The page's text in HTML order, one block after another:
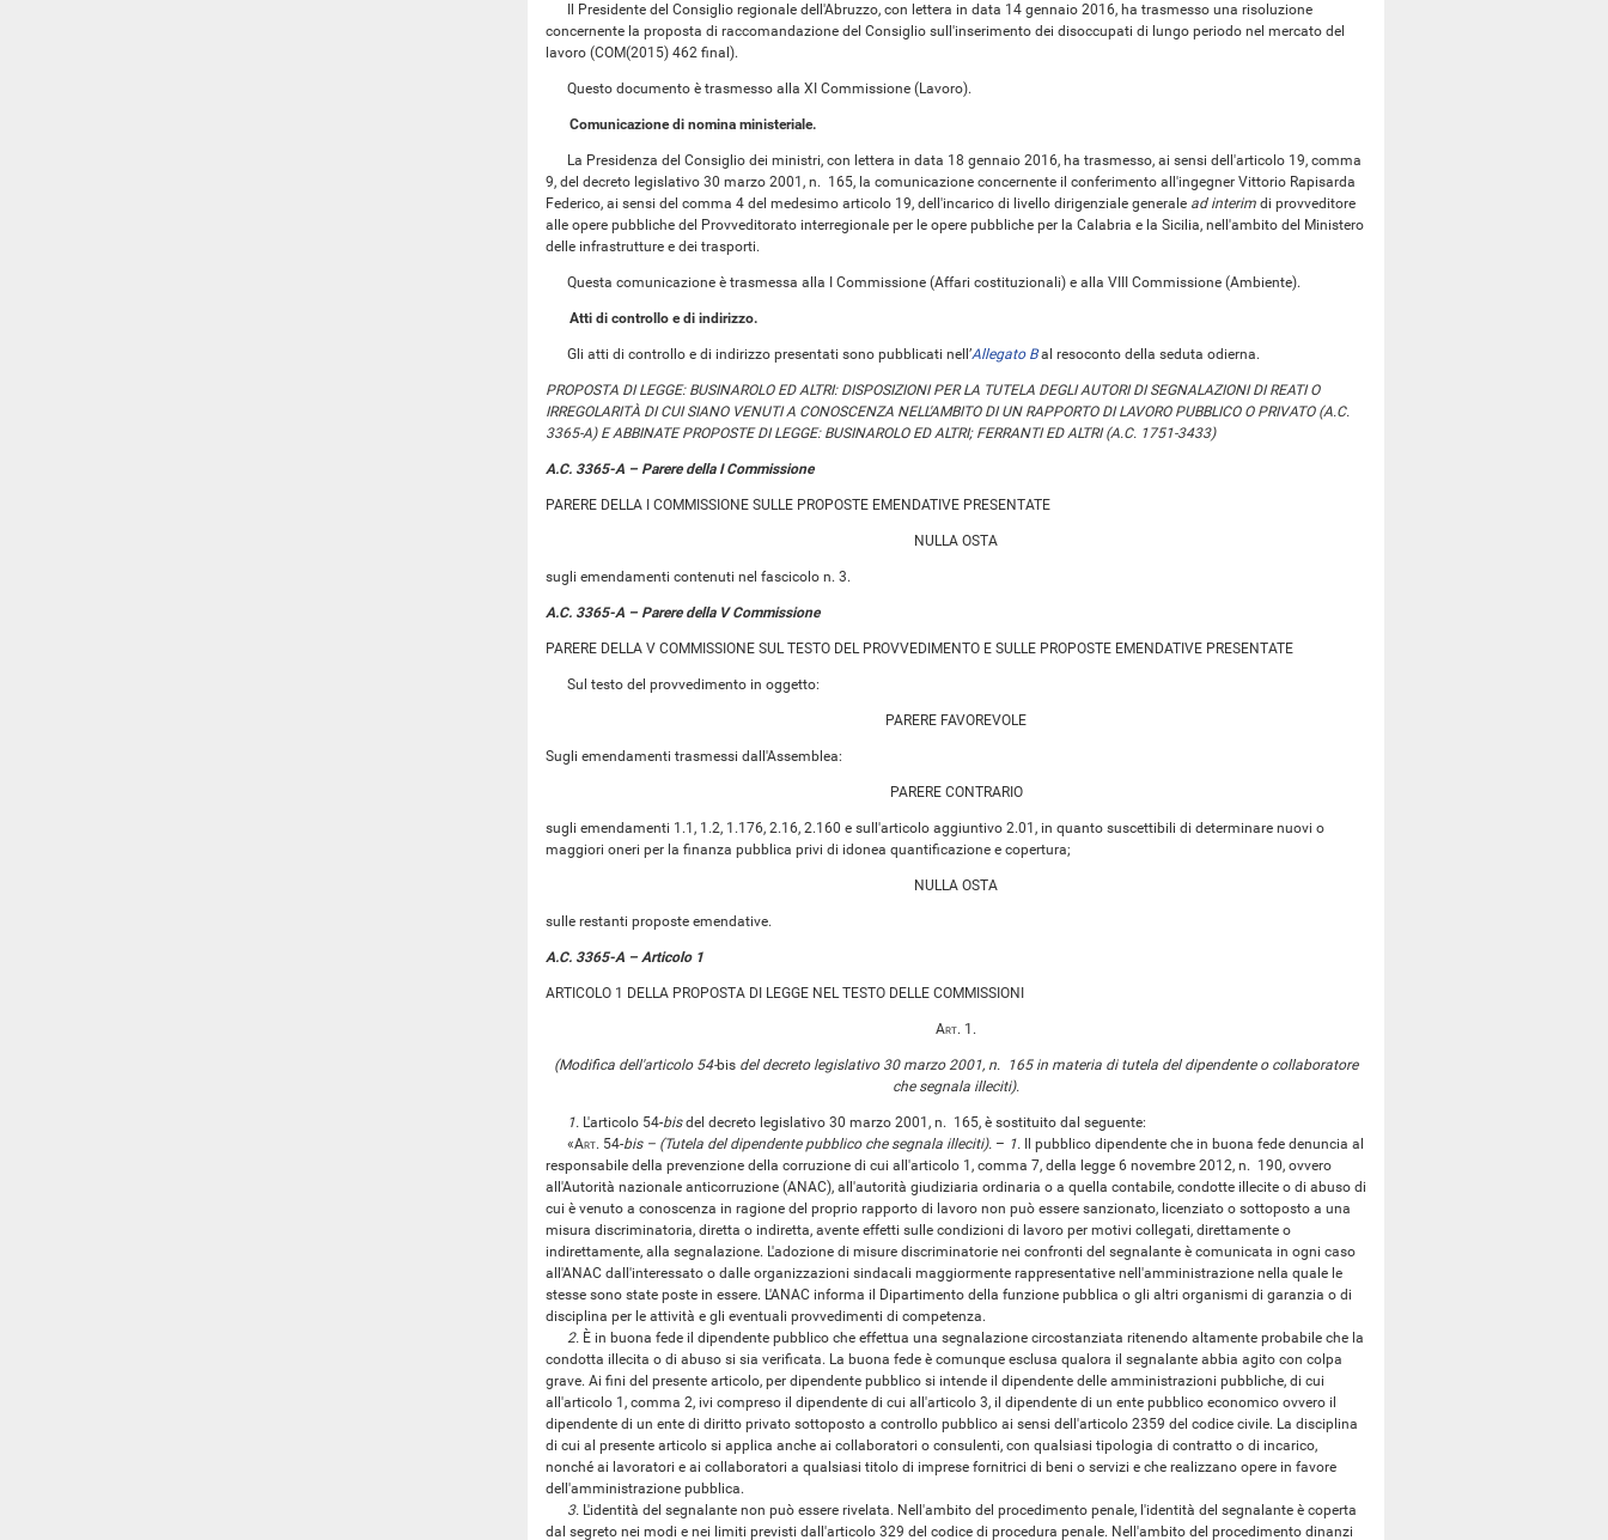
Il Presidente del Consiglio regionale dell'Abruzzo, con lettera in data 14 gennaio 2016, ha trasmesso una risoluzione
concernente la proposta di raccomandazione del Consiglio sull'inserimento dei disoccupati di lungo periodo nel mercato del
lavoro (COM(2015) 462 final).
Questo documento è trasmesso alla XI Commissione (Lavoro).
Comunicazione di nomina ministeriale.
La Presidenza del Consiglio dei ministri, con lettera in data 18 gennaio 2016, ha trasmesso, ai sensi dell'articolo 19, comma
9, del decreto legislativo 30 marzo 2001, n. 165, la comunicazione concernente il conferimento all'ingegner Vittorio Rapisarda
Federico, ai sensi del comma 4 del medesimo articolo 19, dell'incarico di livello dirigenziale generale ad interim di provveditore
alle opere pubbliche del Provveditorato interregionale per le opere pubbliche per la Calabria e la Sicilia, nell'ambito del Ministero
delle infrastrutture e dei trasporti.
Questa comunicazione è trasmessa alla I Commissione (Affari costituzionali) e alla VIII Commissione (Ambiente).
Atti di controllo e di indirizzo.
Gli atti di controllo e di indirizzo presentati sono pubblicati nell’Allegato Bal resoconto della seduta odierna.
PROPOSTA DI LEGGE: BUSINAROLO ED ALTRI: DISPOSIZIONI PER LA TUTELA DEGLI AUTORI DI SEGNALAZIONI DI REATI O
IRREGOLARITÀ DI CUI SIANO VENUTI A CONOSCENZA NELL'AMBITO DI UN RAPPORTO DI LAVORO PUBBLICO O PRIVATO (A.C.
3365-A) E ABBINATE PROPOSTE DI LEGGE: BUSINAROLO ED ALTRI; FERRANTI ED ALTRI (A.C. 1751-3433)
A.C. 3365-A – Parere della I Commissione
PARERE DELLA I COMMISSIONE SULLE PROPOSTE EMENDATIVE PRESENTATE
NULLA OSTA
sugli emendamenti contenuti nel fascicolo n. 3.
A.C. 3365-A – Parere della V Commissione
PARERE DELLA V COMMISSIONE SUL TESTO DEL PROVVEDIMENTO E SULLE PROPOSTE EMENDATIVE PRESENTATE
Sul testo del provvedimento in oggetto:
PARERE FAVOREVOLE
Sugli emendamenti trasmessi dall'Assemblea:
PARERE CONTRARIO
sugli emendamenti 1.1, 1.2, 1.176, 2.16, 2.160 e sull'articolo aggiuntivo 2.01, in quanto suscettibili di determinare nuovi o
maggiori oneri per la finanza pubblica privi di idonea quantificazione e copertura;
NULLA OSTA
sulle restanti proposte emendative.
A.C. 3365-A – Articolo 1
ARTICOLO 1 DELLA PROPOSTA DI LEGGE NEL TESTO DELLE COMMISSIONI
Art. 1.
(Modifica dell'articolo 54-bis del decreto legislativo 30 marzo 2001, n. 165 in materia di tutela del dipendente o collaboratore
che segnala illeciti).
1. L'articolo 54-bisdel decreto legislativo 30 marzo 2001, n. 165, è sostituito dal seguente:
«Art. 54-bis – (Tutela del dipendente pubblico che segnala illeciti). – 1. Il pubblico dipendente che in buona fede denuncia al
responsabile della prevenzione della corruzione di cui all'articolo 1, comma 7, della legge 6 novembre 2012, n. 190, ovvero
all'Autorità nazionale anticorruzione (ANAC), all'autorità giudiziaria ordinaria o a quella contabile, condotte illecite o di abuso di
cui è venuto a conoscenza in ragione del proprio rapporto di lavoro non può essere sanzionato, licenziato o sottoposto a una
misura discriminatoria, diretta o indiretta, avente effetti sulle condizioni di lavoro per motivi collegati, direttamente o
indirettamente, alla segnalazione. L'adozione di misure discriminatorie nei confronti del segnalante è comunicata in ogni caso
all'ANAC dall'interessato o dalle organizzazioni sindacali maggiormente rappresentative nell'amministrazione nella quale le
stesse sono state poste in essere. L'ANAC informa il Dipartimento della funzione pubblica o gli altri organismi di garanzia o di
disciplina per le attività e gli eventuali provvedimenti di competenza.
2. È in buona fede il dipendente pubblico che effettua una segnalazione circostanziata ritenendo altamente probabile che la
condotta illecita o di abuso si sia verificata. La buona fede è comunque esclusa qualora il segnalante abbia agito con colpa
grave. Ai fini del presente articolo, per dipendente pubblico si intende il dipendente delle amministrazioni pubbliche, di cui
all'articolo 1, comma 2, ivi compreso il dipendente di cui all'articolo 3, il dipendente di un ente pubblico economico ovvero il
dipendente di un ente di diritto privato sottoposto a controllo pubblico ai sensi dell'articolo 2359 del codice civile. La disciplina
di cui al presente articolo si applica anche ai collaboratori o consulenti, con qualsiasi tipologia di contratto o di incarico,
nonché ai lavoratori e ai collaboratori a qualsiasi titolo di imprese fornitrici di beni o servizi e che realizzano opere in favore
dell'amministrazione pubblica.
3. L'identità del segnalante non può essere rivelata. Nell'ambito del procedimento penale, l'identità del segnalante è coperta
dal segreto nei modi e nei limiti previsti dall'articolo 329 del codice di procedura penale. Nell'ambito del procedimento dinanzi